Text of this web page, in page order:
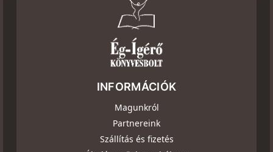
INFORMÁCIÓK
Magunkról
Partnereink
Szállítás és fizetés